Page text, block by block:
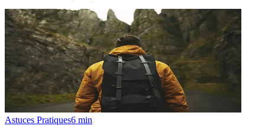
Astuces Pratiques6 min